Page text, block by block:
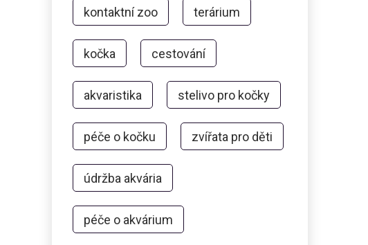
kontaktní zoo terárium
kočka cestování
akvaristika stelivo pro kočky
péče o kočku zvířata pro děti
údržba akvária
péče o akvárium